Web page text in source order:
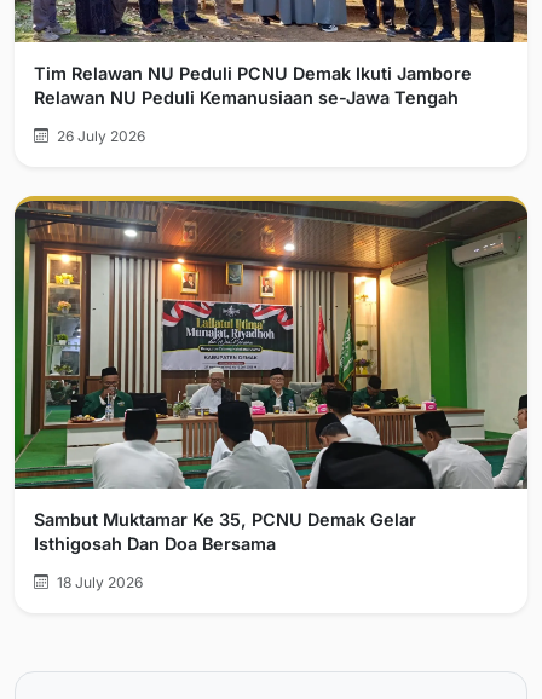
Tim Relawan NU Peduli PCNU Demak Ikuti Jambore
Relawan NU Peduli Kemanusiaan se-Jawa Tengah
26 July 2026
Sambut Muktamar Ke 35, PCNU Demak Gelar
Isthigosah Dan Doa Bersama
18 July 2026